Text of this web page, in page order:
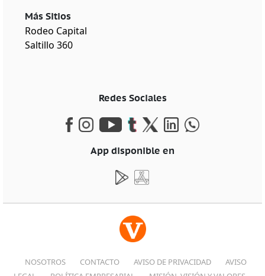
Más Sitios
Rodeo Capital
Saltillo 360
Redes Sociales
App disponible en
NOSOTROS CONTACTO AVISO DE PRIVACIDAD
AVISO